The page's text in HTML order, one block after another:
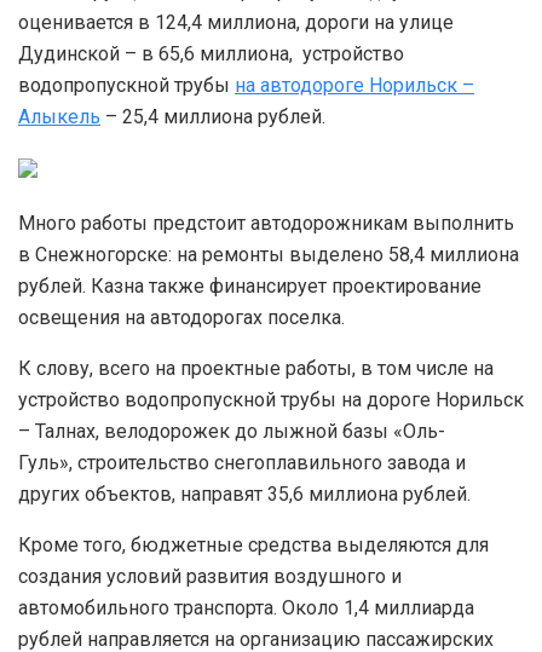
оценивается в 124,4 миллиона, дороги на улице
Дудинской – в 65,6 миллиона, устройство
водопропускной трубы на автодороге Норильск –
Алыкель – 25,4 миллиона рублей.
Много работы предстоит автодорожникам выполнить
в Снежногорске: на ремонты выделено 58,4 миллиона
рублей. Казна также финансирует проектирование
освещения на автодорогах поселка.
К слову, всего на проектные работы, в том числе на
устройство водопропускной трубы на дороге Норильск
– Талнах, велодорожек до лыжной базы «Оль-
Гуль», строительство снегоплавильного завода и
других объектов, направят 35,6 миллиона рублей.
Кроме того, бюджетные средства выделяются для
создания условий развития воздушного и
автомобильного транспорта. Около 1,4 миллиарда
рублей направляется на организацию пассажирских